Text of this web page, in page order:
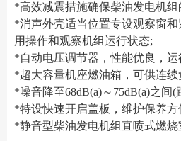
*高效减震措施确保柴油发电机组
*消声外壳适当位置专设观察窗
用操作和观察机组运行状态;
*自动电压调节器，性能优良，运
*超大容量机座燃油箱，可供连续
*噪音降至68dB(a)～75dB(a)之间(
*特设快速开启盖板，维护保养方
*静音型柴油发电机组直喷式燃烧